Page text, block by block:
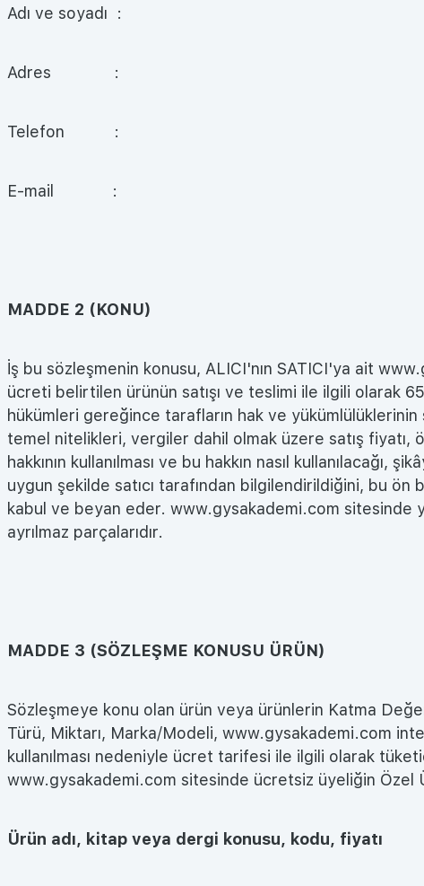
Adı ve soyadı :
Adres :
Telefon :
E-mail :
MADDE 2 (KONU)
İş bu sözleşmenin konusu, ALICI'nın SATICI'ya ait
ücreti belirtilen ürünün satışı ve teslimi ile ilgili olarak
hükümleri gereğince tarafların hak ve yükümlülüklerinin
temel nitelikleri, vergiler dahil olmak üzere satış fiyatı,
hakkının kullanılması ve bu hakkın nasıl
uygun şekilde satıcı tarafından bilgilendirildiğini, bu
kabul ve beyan eder. www.gysakademi.com sitesinde
ayrılmaz parçalarıdır.
MADDE 3 (SÖZLEŞME KONUSU ÜRÜN)
Sözleşmeye konu olan ürün veya ürünlerin Katma
Türü, Miktarı, Marka/Modeli, www.gysakademi.com
kullanılması nedeniyle ücret tarifesi ile ilgili olarak
www.gysakademi.com sitesinde ücretsiz üyeliğin Özel
Ürün adı, kitap veya dergi konusu, kodu, fiyatı